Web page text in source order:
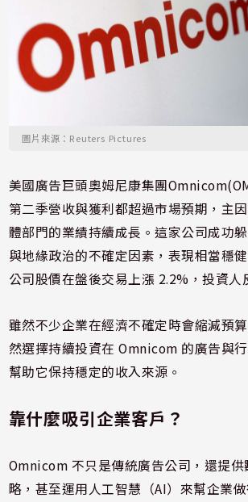
圖片來源：Reuters Pictures
美國廣告巨頭奧姆尼康集團
第二季營收與獲利都超過市場預期，主
體部門的業績持續成長。這家公司成功
與地緣政治的不確定因素，表現相當穩
公司股價在盤後交易上漲 2.2%，投資人
雖然不少企業在經濟不確定時會縮減預
然選擇持續投資在 Omnicom 的廣告與
幫助它保持穩定的收入來源。
靠什麼吸引企業客戶？
Omnicom 不只是傳統廣告公司，還提
略，甚至運用人工智慧（AI）來幫企業